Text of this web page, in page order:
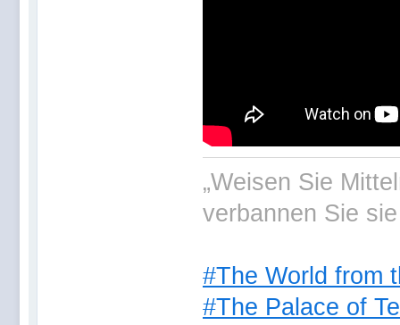
„Weisen Sie
verbannen Sie
#The World from
#The Palace of